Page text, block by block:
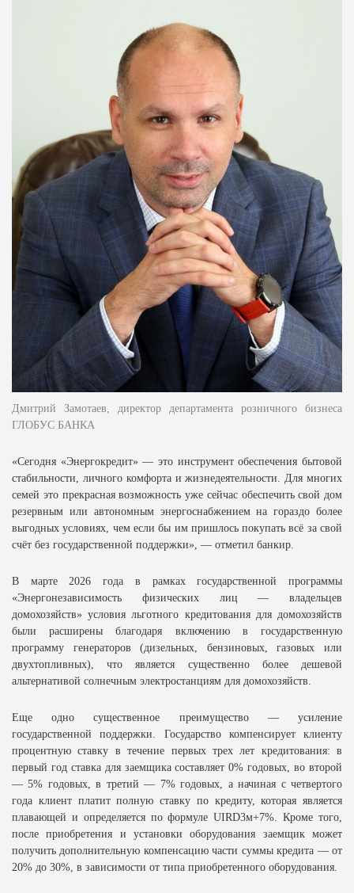
Дмитрий Замотаев, директор департамента розничного бизнеса
ГЛОБУС БАНКА
«Сегодня «Энергокредит» — это инструмент обеспечения бытовой
стабильности, личного комфорта и жизнедеятельности. Для многих
семей это прекрасная возможность уже сейчас обеспечить свой дом
резервным или автономным энергоснабжением на гораздо более
выгодных условиях, чем если бы им пришлось покупать всё за свой
счёт без государственной поддержки», — отметил банкир.
В марте 2026 года в рамках государственной программы
«Энергонезависимость физических лиц — владельцев
домохозяйств» условия льготного кредитования для домохозяйств
были расширены благодаря включению в государственную
программу генераторов (дизельных, бензиновых, газовых или
двухтопливных), что является существенно более дешевой
альтернативой солнечным электростанциям для домохозяйств.
Еще одно существенное преимущество — усиление
государственной поддержки. Государство компенсирует клиенту
процентную ставку в течение первых трех лет кредитования: в
первый год ставка для заемщика составляет 0% годовых, во второй
— 5% годовых, в третий — 7% годовых, а начиная с четвертого
года клиент платит полную ставку по кредиту, которая является
плавающей и определяется по формуле UIRD3м+7%. Кроме того,
после приобретения и установки оборудования заемщик может
получить дополнительную компенсацию части суммы кредита — от
20% до 30%, в зависимости от типа приобретенного оборудования.